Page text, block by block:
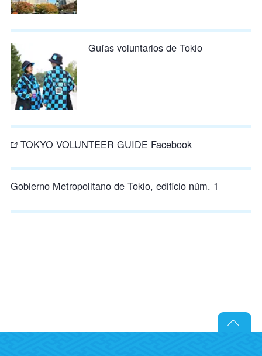
Guías voluntarios de Tokio
TOKYO VOLUNTEER GUIDE Facebook
Gobierno Metropolitano de Tokio, edificio núm. 1